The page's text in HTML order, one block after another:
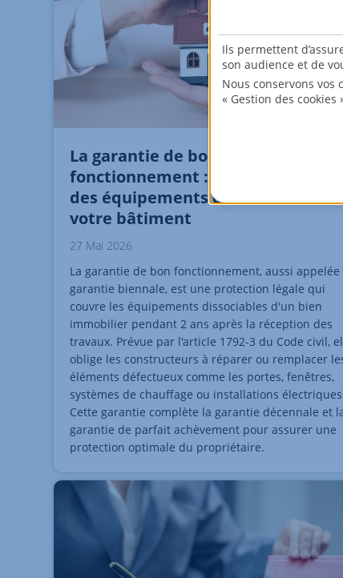
La garantie de bon
fonctionnement : protection légale
des équipements dissociables de
votre bâtiment
27 Mai 2026
La garantie de bon fonctionnement, aussi appelée
garantie biennale, est une protection légale qui
couvre les équipements dissociables d'un bien
immobilier pendant 2 ans après la réception des
travaux. Prévue par l'article 1792-3 du Code civil,
oblige les constructeurs à réparer ou remplacer
éléments défectueux comme les portes, fenêtres,
systèmes de chauffage ou installations
Cette garantie complète la garantie décennale et
garantie de parfait achèvement pour assurer une
protection optimale du propriétaire.
Ils permettent
son audience et de
Nous conservons vos
« Gestion des